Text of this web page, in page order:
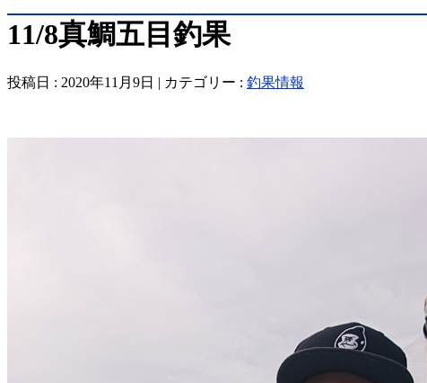
11/8真鯛五目釣果
投稿日 : 2020年11月9日 | カテゴリー : 釣果情報